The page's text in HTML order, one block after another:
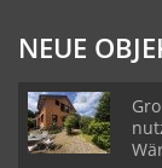
NEUE